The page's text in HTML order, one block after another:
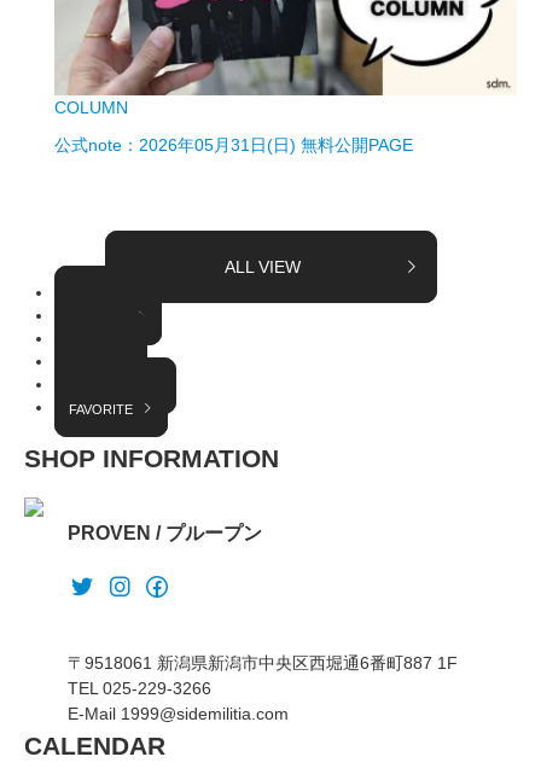
COLUMN
公式note：2026年05月31日(日) 無料公開PAGE
ALL VIEW
FAVORITE
SHOP INFORMATION
PROVEN / プループン
〒9518061 新潟県新潟市中央区西堀通6番町887 1F
TEL 025-229-3266
E-Mail 1999@sidemilitia.com
CALENDAR